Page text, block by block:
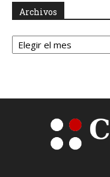
Archivos
Archivos